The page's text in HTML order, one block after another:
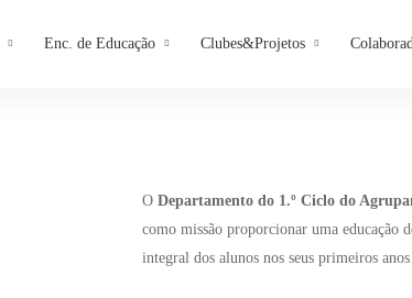
Enc. de Educação Clubes&Projetos
O Departamento do 1.º Ciclo do
como missão proporcionar uma educação
integral dos alunos nos seus primeiros